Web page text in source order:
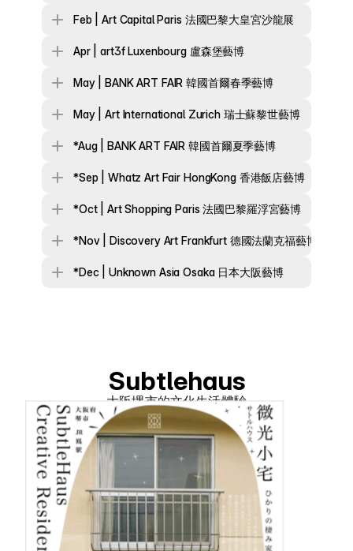
Feb | Art Capital Paris 法國巴黎大皇宮沙龍展
Apr | art3f Luxenbourg 盧森堡藝博
May | BANK ART FAIR 韓國首爾春季藝博
May | Art International Zurich 瑞士蘇黎世藝博
*Aug | BANK ART FAIR 韓國首爾夏季藝博
*Sep | Whatz Art Fair HongKong 香港飯店藝博
*Oct | Art Shopping Paris 法國巴黎羅浮宮藝博
*Nov | Discovery Art Frankfurt 德國法蘭克福藝博
*Dec | Unknown Asia Osaka 日本大阪藝博
Subtlehaus
大阪堺市的文化生活體驗